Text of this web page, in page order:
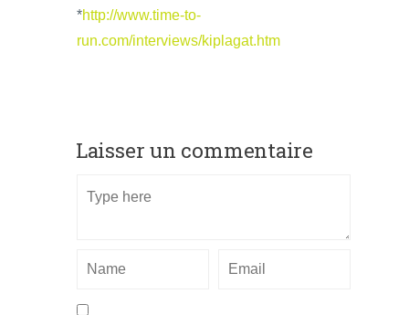
*http://www.time-to-
run.com/interviews/kiplagat.htm
Laisser un commentaire